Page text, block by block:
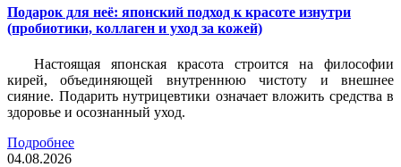
Подарок для неё: японский подход к красоте изнутри
(пробиотики, коллаген и уход за кожей)
Настоящая японская красота строится на философии
кирей, объединяющей внутреннюю чистоту и внешнее
сияние. Подарить нутрицевтики означает вложить средства в
здоровье и осознанный уход.
Подробнее
04.08.2026